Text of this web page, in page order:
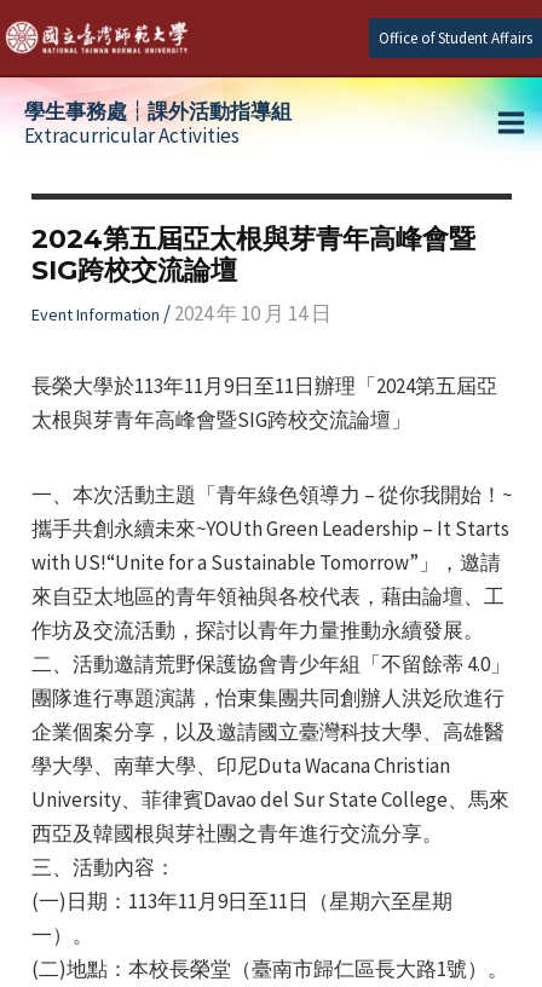
Skip
to
content
Office of Student Affairs
學生事務處┆課外活動指導組
Extracurricular Activities
2024第五屆亞太根與芽青年高峰會暨
SIG跨校交流論壇
Event Information /2024 年 10 月 14 日
長榮大學於113年11月9日至11日辦理「2024第五屆亞
太根與芽青年高峰會暨SIG跨校交流論壇」
一、本次活動主題「青年綠色領導力 – 從你我開始！~
攜手共創永續未來~YOUth Green Leadership – It Starts
with US!“Unite for a Sustainable Tomorrow”」，邀請
來自亞太地區的青年領袖與各校代表，藉由論壇、工
作坊及交流活動，探討以青年力量推動永續發展。
二、活動邀請荒野保護協會青少年組「不留餘蒂 4.0」
團隊進行專題演講，怡東集團共同創辦人洪彣欣進行
企業個案分享，以及邀請國立臺灣科技大學、高雄醫
學大學、南華大學、印尼Duta Wacana Christian
University、菲律賓Davao del Sur State College、馬來
西亞及韓國根與芽社團之青年進行交流分享。
三、活動內容：
(一)日期：113年11月9日至11日（星期六至星期
一）。
(二)地點：本校長榮堂（臺南市歸仁區長大路1號）。